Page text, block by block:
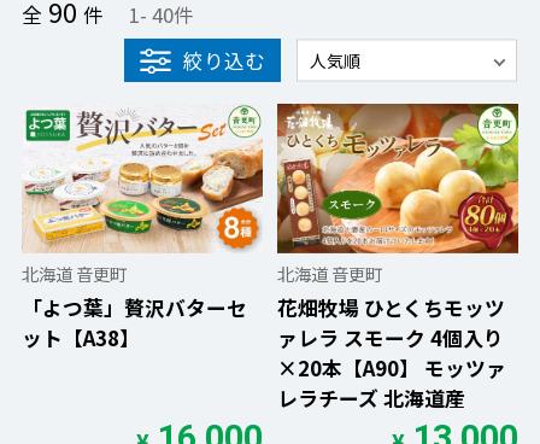
全 90 件 1- 40件
絞り込む
北海道 音更町
「よつ葉」贅沢バターセ
ット【A38】
北海道 音更町
花畑牧場 ひとくちモッツ
ァレラ スモーク 4個入り
×20本【A90】 モッツァ
レラチーズ 北海道産